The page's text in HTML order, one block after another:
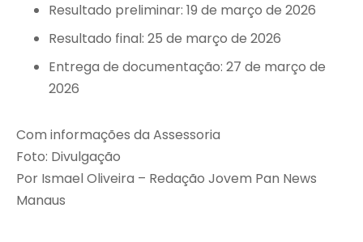
Resultado preliminar: 19 de março de 2026
Resultado final: 25 de março de 2026
Entrega de documentação: 27 de março de
2026
Com informações da Assessoria
Foto: Divulgação
Por Ismael Oliveira – Redação Jovem Pan News
Manaus